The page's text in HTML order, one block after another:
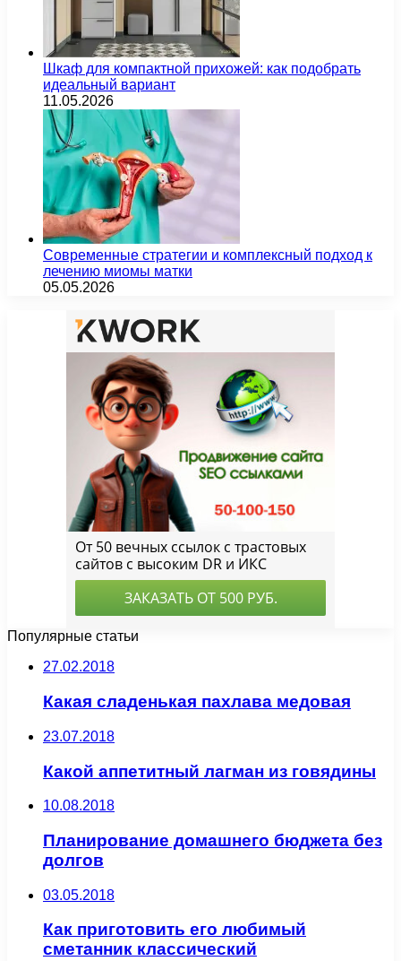
Шкаф для компактной прихожей: как подобрать
идеальный вариант
11.05.2026
Современные стратегии и комплексный подход к
лечению миомы матки
05.05.2026
Популярные статьи
27.02.2018
Какая сладенькая пахлава медовая
23.07.2018
Какой аппетитный лагман из говядины
10.08.2018
Планирование домашнего бюджета без
долгов
03.05.2018
Как приготовить его любимый
сметанник классический